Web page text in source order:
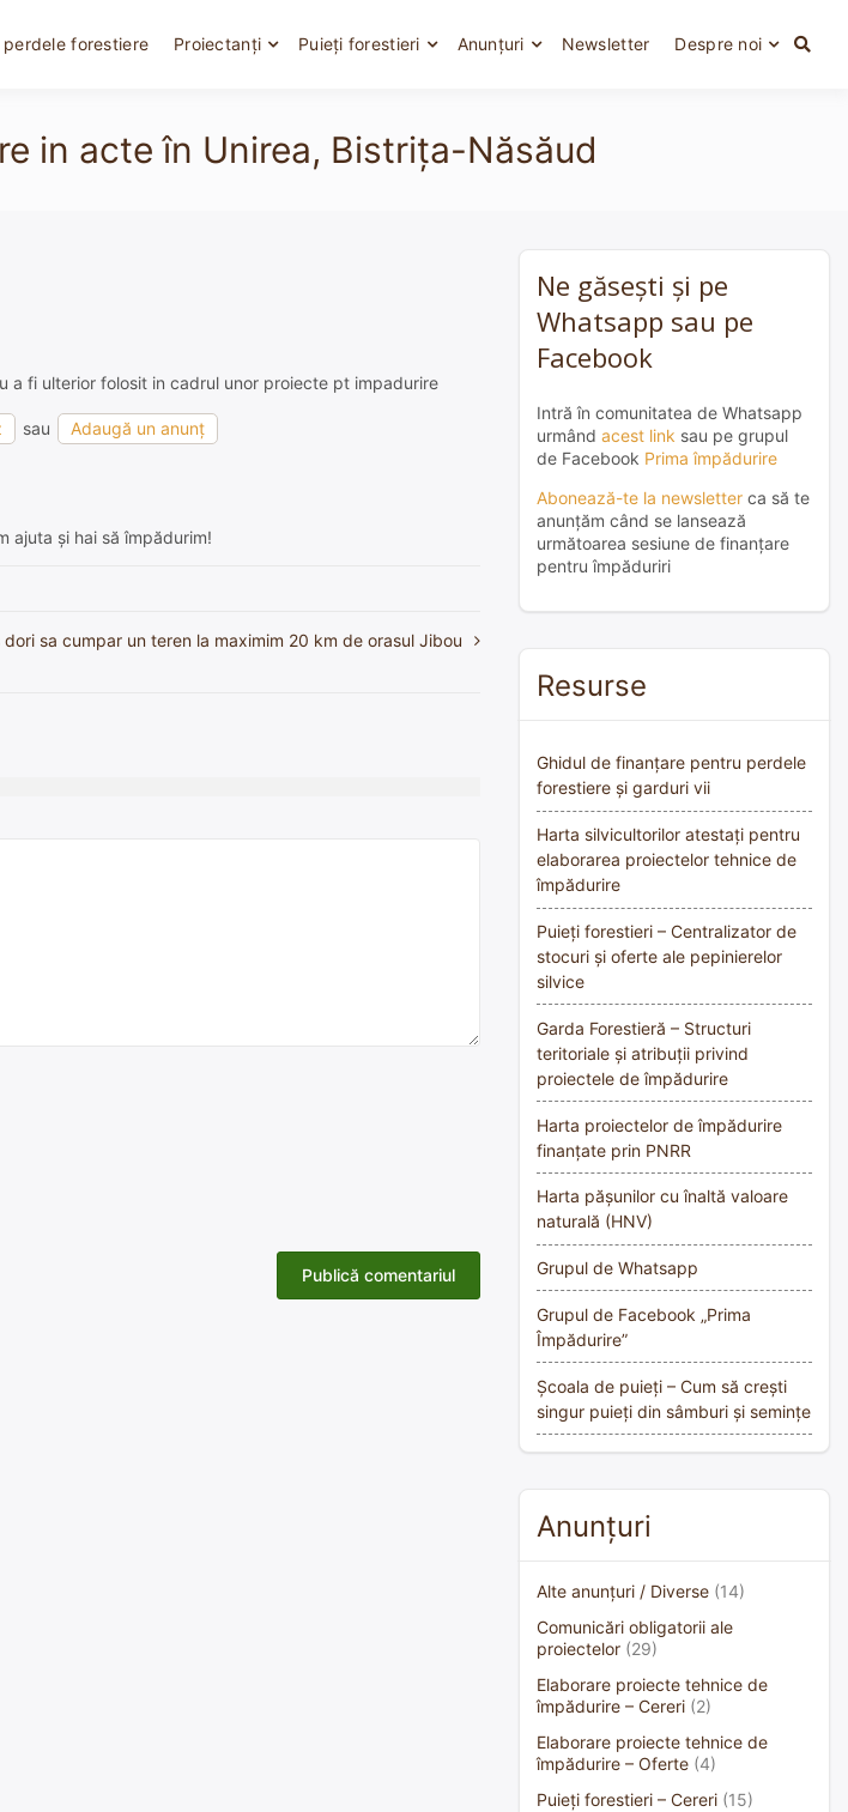
perdele forestiere Proiectanți Puieți forestieri Anunțuri Newsletter Despre noi
in acte în Unirea, Bistrița-Năsăud
fi ulterior folosit in cadrul unor proiecte pt impadurire
sau Adaugă un anunț
ajuta și hai să împădurim!
dori sa cumpar un teren la maximim 20 km de orasul Jibou
Ne găsești și pe
Whatsapp sau pe
Facebook
Intră în comunitatea de Whatsapp
urmând acest link sau pe grupul
de Facebook Prima împădurire
Abonează-te la newsletter ca să te
anunțăm când se lansează
următoarea sesiune de finanțare
pentru împăduriri
Resurse
Ghidul de finanțare pentru perdele
forestiere și garduri vii
Harta silvicultorilor atestați pentru
elaborarea proiectelor tehnice de
împădurire
Puieți forestieri – Centralizator de
stocuri și oferte ale pepinierelor
silvice
Garda Forestieră – Structuri
teritoriale și atribuții privind
proiectele de împădurire
Harta proiectelor de împădurire
finanțate prin PNRR
Harta pășunilor cu înaltă valoare
naturală (HNV)
Grupul de Whatsapp
Grupul de Facebook „Prima
Împădurire”
Școala de puieți – Cum să crești
singur puieți din sâmburi și semințe
Anunțuri
Alte anunțuri / Diverse (14)
Comunicări obligatorii ale
proiectelor (29)
Elaborare proiecte tehnice de
împădurire – Cereri (2)
Elaborare proiecte tehnice de
împădurire – Oferte (4)
Puieți forestieri – Cereri (15)